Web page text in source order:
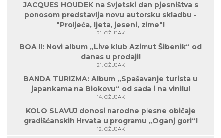
JACQUES HOUDEK na Svjetski dan pjesništva s
ponosom predstavlja novu autorsku skladbu -
"Proljeća, ljeta, jeseni, zime"!
21. OŽUJAK
BOA II: Novi album „Live klub Azimut Šibenik“ od
danas u prodaji!
21. OŽUJAK
BANDA TURIZMA: Album „Spašavanje turista u
japankama na Biokovu“ od sada i na vinilu!
14. OŽUJAK
KOLO SLAVUJ donosi narodne plesne običaje
gradišćanskih Hrvata u programu „Oganj gori“!
12. OŽUJAK